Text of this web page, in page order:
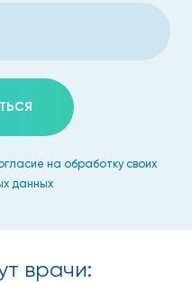
на обработку своих
данных
врачи: